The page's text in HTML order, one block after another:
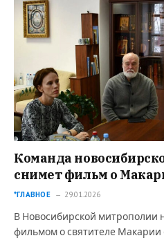
Команда
снимет фильм о
*ГЛАВНОЕ 29.01.2026
В Новосибирской митрополии
фильмом о святителе